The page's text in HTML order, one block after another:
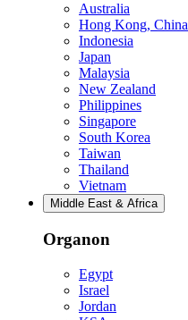
Australia
Hong Kong, China
Indonesia
Japan
Malaysia
New Zealand
Philippines
Singapore
South Korea
Taiwan
Thailand
Vietnam
Middle East & Africa
Organon
Egypt
Israel
Jordan